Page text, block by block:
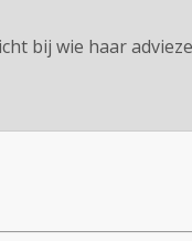
bij wie haar